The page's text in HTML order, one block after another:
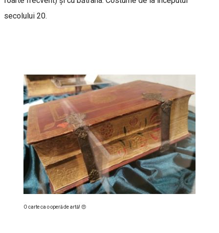
secolului 20.
O carte ca o operă de artă! 😍